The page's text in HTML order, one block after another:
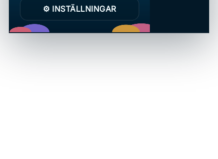
⚙ INSTÄLLNINGAR